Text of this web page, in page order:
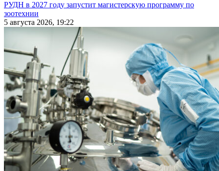
РУДН в 2027 году запустит магистерскую программу по
зоотехнии
5 августа 2026, 19:22